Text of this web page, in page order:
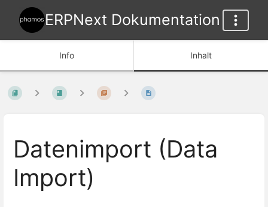
ERPNext Dokumentation
Info Inhalt
Datenimport (Data
Import)